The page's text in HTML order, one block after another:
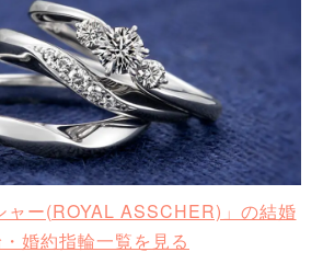
ャー(ROYAL ASSCHER)」の結婚
婚約指輪一覧を見る